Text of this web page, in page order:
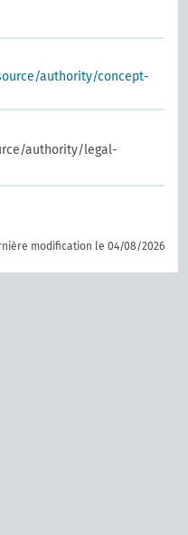
authority/concept-
authority/legal-
modification le 04/08/2026